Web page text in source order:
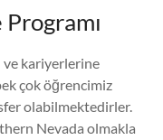
ve kariyerlerine
çok öğrencimiz
olabilmektedirler.
Nevada olmakla